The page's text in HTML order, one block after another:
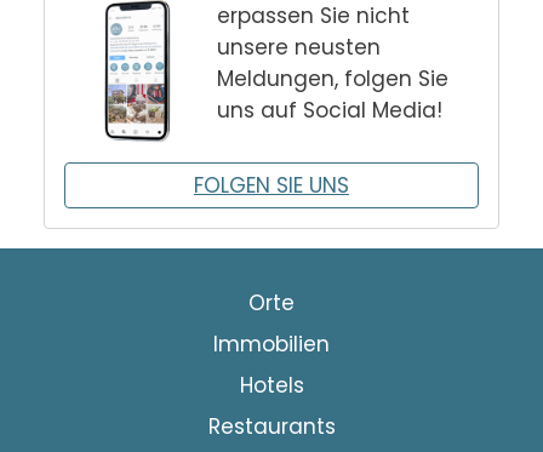
erpassen Sie nicht
unsere neusten
Meldungen, folgen Sie
uns auf Social Media!
FOLGEN SIE UNS
Orte
Immobilien
Hotels
Restaurants